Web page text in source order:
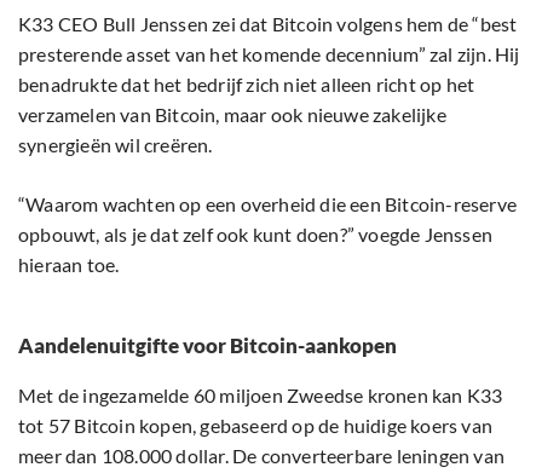
K33 CEO Bull Jenssen zei dat Bitcoin volgens hem de “best
presterende asset van het komende decennium” zal zijn. Hij
benadrukte dat het bedrijf zich niet alleen richt op het
verzamelen van Bitcoin, maar ook nieuwe zakelijke
synergieën wil creëren.
“Waarom wachten op een overheid die een Bitcoin-reserve
opbouwt, als je dat zelf ook kunt doen?” voegde Jenssen
hieraan toe.
Aandelenuitgifte voor Bitcoin-aankopen
Met de ingezamelde 60 miljoen Zweedse kronen kan K33
tot 57 Bitcoin kopen, gebaseerd op de huidige koers van
meer dan 108.000 dollar. De converteerbare leningen van